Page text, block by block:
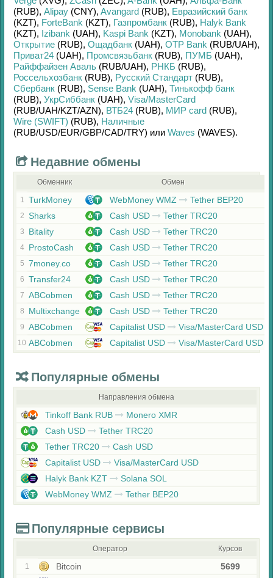
(RUB), Alipay (CNY), Avangard (RUB), Евразийский банк
(KZT), ForteBank (KZT), Газпромбанк (RUB), Halyk Bank
(KZT), Izibank (UAH), Kaspi Bank (KZT), Monobank (UAH),
Открытие (RUB), Ощадбанк (UAH), OTP Bank (RUB/UAH),
Приват24 (UAH), Промсвязьбанк (RUB), ПУМБ (UAH),
Райффайзен Аваль (RUB/UAH), РНКБ (RUB),
Россельхозбанк (RUB), Русский Стандарт (RUB),
Сбербанк (RUB), Sense Bank (UAH), Тинькофф банк
(RUB), УкрСиббанк (UAH), Visa/MasterCard
(RUB/UAH/KZT/AZN), ВТБ24 (RUB), МИР card (RUB),
Wire (SWIFT) (RUB), Наличные
(RUB/USD/EUR/GBP/CAD/TRY) или Waves (WAVES).
Недавние обмены
Обменник Обмен
1 TurkMoney WebMoney WMZ Tether BEP20
2 Sharks Cash USD Tether TRC20
3 Bitality Cash USD Tether TRC20
4 ProstoCash Cash USD Tether TRC20
5 7money.co Cash USD Tether TRC20
6 Transfer24 Cash USD Tether TRC20
7 ABCobmen Cash USD Tether TRC20
8 Multixchange Cash USD Tether TRC20
9 ABCobmen Capitalist USD Visa/MasterCard USD
10 ABCobmen Capitalist USD Visa/MasterCard USD
Популярные обмены
Направления обмена
Tinkoff Bank RUB
Monero XMR
Cash USD
Tether TRC20
Tether TRC20
Cash USD
Capitalist USD
Visa/MasterCard USD
Halyk Bank KZT
Solana SOL
WebMoney WMZ
Tether BEP20
Популярные сервисы
Оператор Курсов
1 Bitcoin
5699